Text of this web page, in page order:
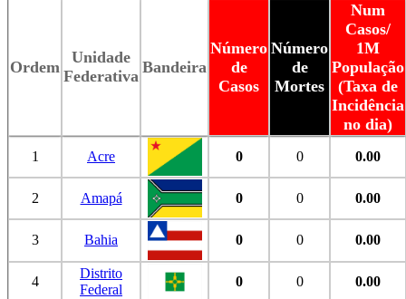
Ordem
Unidade
Federativa Bandeira
Número
de
Casos
Número
de
Mortes
Num
Casos/
1M
População
(Taxa de
Incidência
no dia)
1 Acre 0 0 0.00
2 Amapá 0 0 0.00
3 Bahia 0 0 0.00
4
Distrito
Federal
0 0 0.00